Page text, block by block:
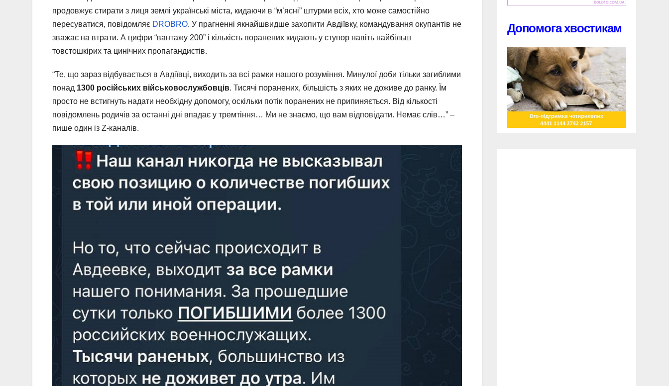
продовжує стирати з лиця землі українські міста, кидаючи в “м’ясні” штурми всіх, хто може самостійно
пересуватися, повідомляє DROBRO. У прагненні якнайшвидше захопити Авдіївку, командування окупантів не
зважає на втрати. А цифри “вантажу 200” і кількість поранених кидають у ступор навіть найбільш
товстошкірих та цинічних пропагандистів.
“Те, що зараз відбувається в Авдіївці, виходить за всі рамки нашого розуміння. Минулої доби тільки загиблими
понад 1300 російських військовослужбовців. Тисячі поранених, більшість з яких не доживе до ранку. Їм
просто не встигнуть надати необхідну допомогу, оскільки потік поранених не припиняється. Від кількості
повідомлень родичів за останні дні впадає у тремтіння… Ми не знаємо, що вам відповідати. Немає слів…” –
пише один із Z-каналів.
Допомога хвостикам